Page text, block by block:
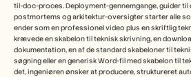
til-doc-proces. Deployment-gennemgange, guider
postmortems og arkitektur-oversigter starter alle
ender som en professionel video plus en skriftlig
krævede en skabelon til teknisk skrivning, en
dokumentation, en af de standard skabeloner til
søgning eller en generisk Word-fil med skabelon til
det, ingeniøren ønsker at producere, struktureret